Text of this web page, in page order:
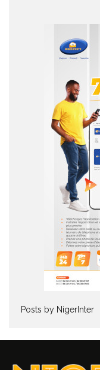
Posts by NigerInter